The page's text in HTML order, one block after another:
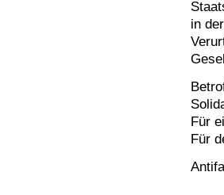
in
Für
Für